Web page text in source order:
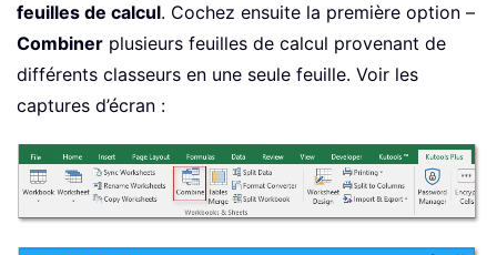
feuilles de calcul. Cochez ensuite la première option –
Combiner plusieurs feuilles de calcul provenant de
différents classeurs en une seule feuille. Voir les
captures d’écran :